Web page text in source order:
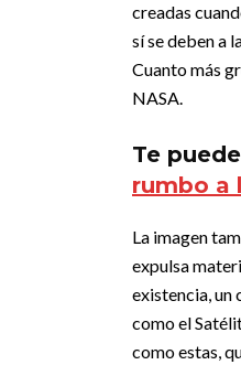
creadas
sí se deben a
Cuanto más
NASA.
Te
rumbo a
La imagen
expulsa
existencia, un
como el
como estas,